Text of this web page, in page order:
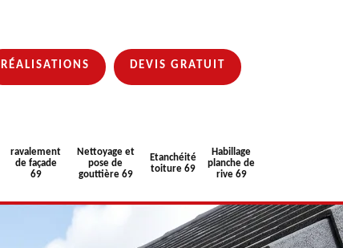
RÉALISATIONS DEVIS GRATUIT
ravalement
de façade
69
Nettoyage et
pose de
gouttière 69
Etanchéité
toiture 69
Habillage
planche de
rive 69